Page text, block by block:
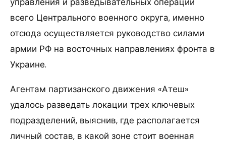
всего Центрального военного округа, именно
отсюда осуществляется руководство силами
армии РФ на восточных направлениях фронта в
Украине.
Агентам партизанского движения «Атеш»
удалось разведать локации трех ключевых
подразделений, выяснив, где располагается
личный состав, в какой зоне стоит военная